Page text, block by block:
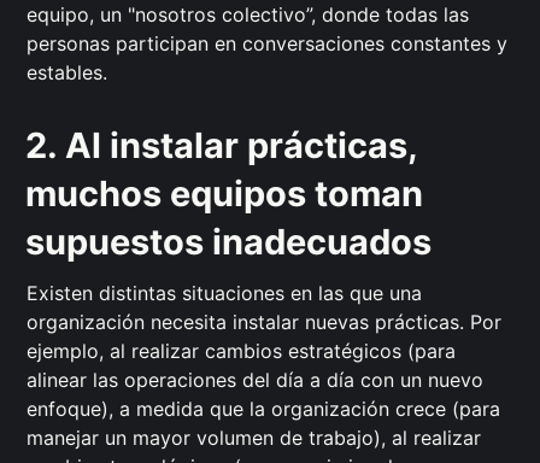
equipo, un "nosotros colectivo”, donde todas las
personas participan en conversaciones constantes y
estables.
2. Al instalar prácticas,
muchos equipos toman
supuestos inadecuados
Existen distintas situaciones en las que una
organización necesita instalar nuevas prácticas. Por
ejemplo, al realizar cambios estratégicos (para
alinear las operaciones del día a día con un nuevo
enfoque), a medida que la organización crece (para
manejar un mayor volumen de trabajo), al realizar